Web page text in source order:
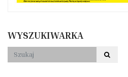
WYSZUKIWARKA